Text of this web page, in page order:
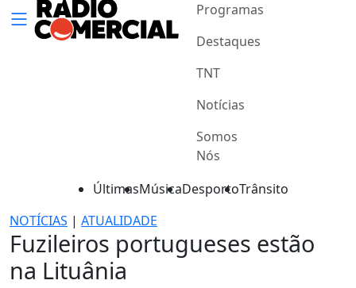
Programas
Destaques
TNT
Notícias
Somos
Nós
ÚltimasMúsicaDesportoTrânsito
NOTÍCIAS | ATUALIDADE
Fuzileiros portugueses estão
na Lituânia